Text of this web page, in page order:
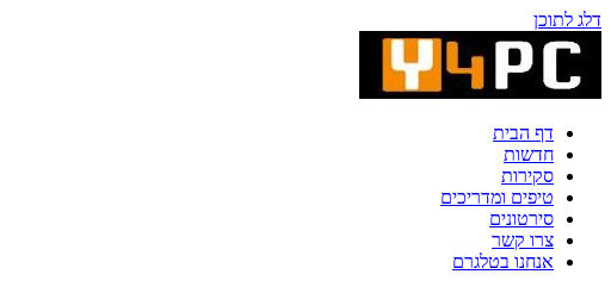
דלג לתוכן
דף הבית
חדשות
סקירות
טיפים ומדריכים
סירטונים
צרו קשר
אנחנו בטלגרם